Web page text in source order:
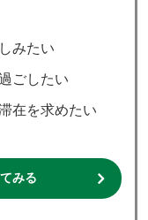
みたい
ごしたい
在を求めたい
みる